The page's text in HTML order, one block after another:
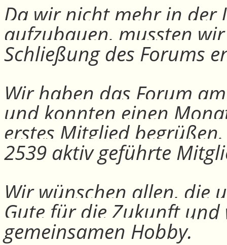
Da wir nicht mehr in der
aufzubauen, mussten
Schließung des Forums
Wir haben das Forum
und konnten einen
erstes Mitglied
2539 aktiv geführte
Wir wünschen allen, die
Gute für die Zukunft
gemeinsamen Hobby.